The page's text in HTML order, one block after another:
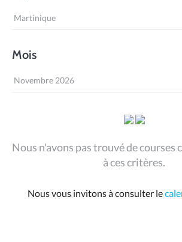
Martinique
Mois
Novembre 2026
Nous n'avons pas trouvé de courses
à ces critères.
Nous vous invitons à consulter le